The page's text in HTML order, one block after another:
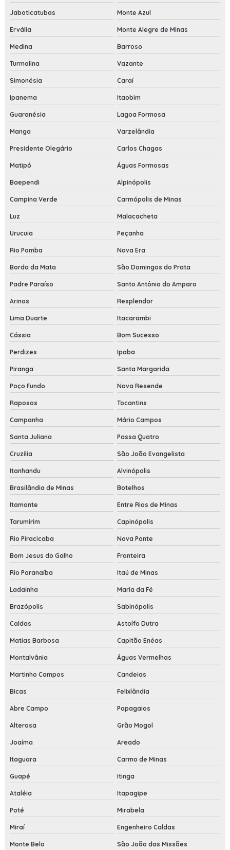
Jaboticatubas Monte Azul
Ervália Monte Alegre de Minas
Medina Barroso
Turmalina Vazante
Simonésia Caraí
Ipanema Itaobim
Guaranésia Lagoa Formosa
Manga Varzelândia
Presidente Olegário Carlos Chagas
Matipó Águas Formosas
Baependi Alpinópolis
Campina Verde Carmópolis de Minas
Luz Malacacheta
Urucuia Peçanha
Rio Pomba Nova Era
Borda da Mata São Domingos do Prata
Padre Paraíso Santo Antônio do Amparo
Arinos Resplendor
Lima Duarte Itacarambi
Cássia Bom Sucesso
Perdizes Ipaba
Piranga Santa Margarida
Poço Fundo Nova Resende
Raposos Tocantins
Campanha Mário Campos
Santa Juliana Passa Quatro
Cruzília São João Evangelista
Itanhandu Alvinópolis
Brasilândia de Minas Botelhos
Itamonte Entre Rios de Minas
Tarumirim Capinópolis
Rio Piracicaba Nova Ponte
Bom Jesus do Galho Fronteira
Rio Paranaíba Itaú de Minas
Ladainha Maria da Fé
Brazópolis Sabinópolis
Caldas Astolfo Dutra
Matias Barbosa Capitão Enéas
Montalvânia Águas Vermelhas
Martinho Campos Candeias
Bicas Felixlândia
Abre Campo Papagaios
Alterosa Grão Mogol
Joaíma Areado
Itaguara Carmo de Minas
Guapé Itinga
Ataléia Itapagipe
Poté Mirabela
Miraí Engenheiro Caldas
Monte Belo São João das Missões